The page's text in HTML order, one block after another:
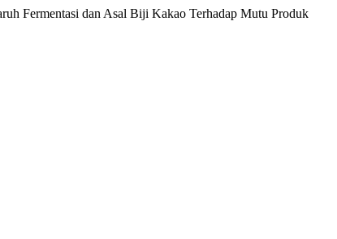
Fermentasi dan Asal Biji Kakao Terhadap Mutu Produk